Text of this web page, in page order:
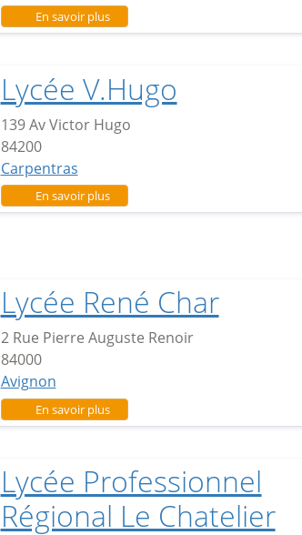
En savoir plussur Lycée Dauphin
Lycée V.Hugo
139 Av Victor Hugo
84200
Carpentras
En savoir plussur Lycée V.Hugo
Lycée René Char
2 Rue Pierre Auguste Renoir
84000
Avignon
En savoir plussur Lycée René Char
Lycée Professionnel
Régional Le Chatelier